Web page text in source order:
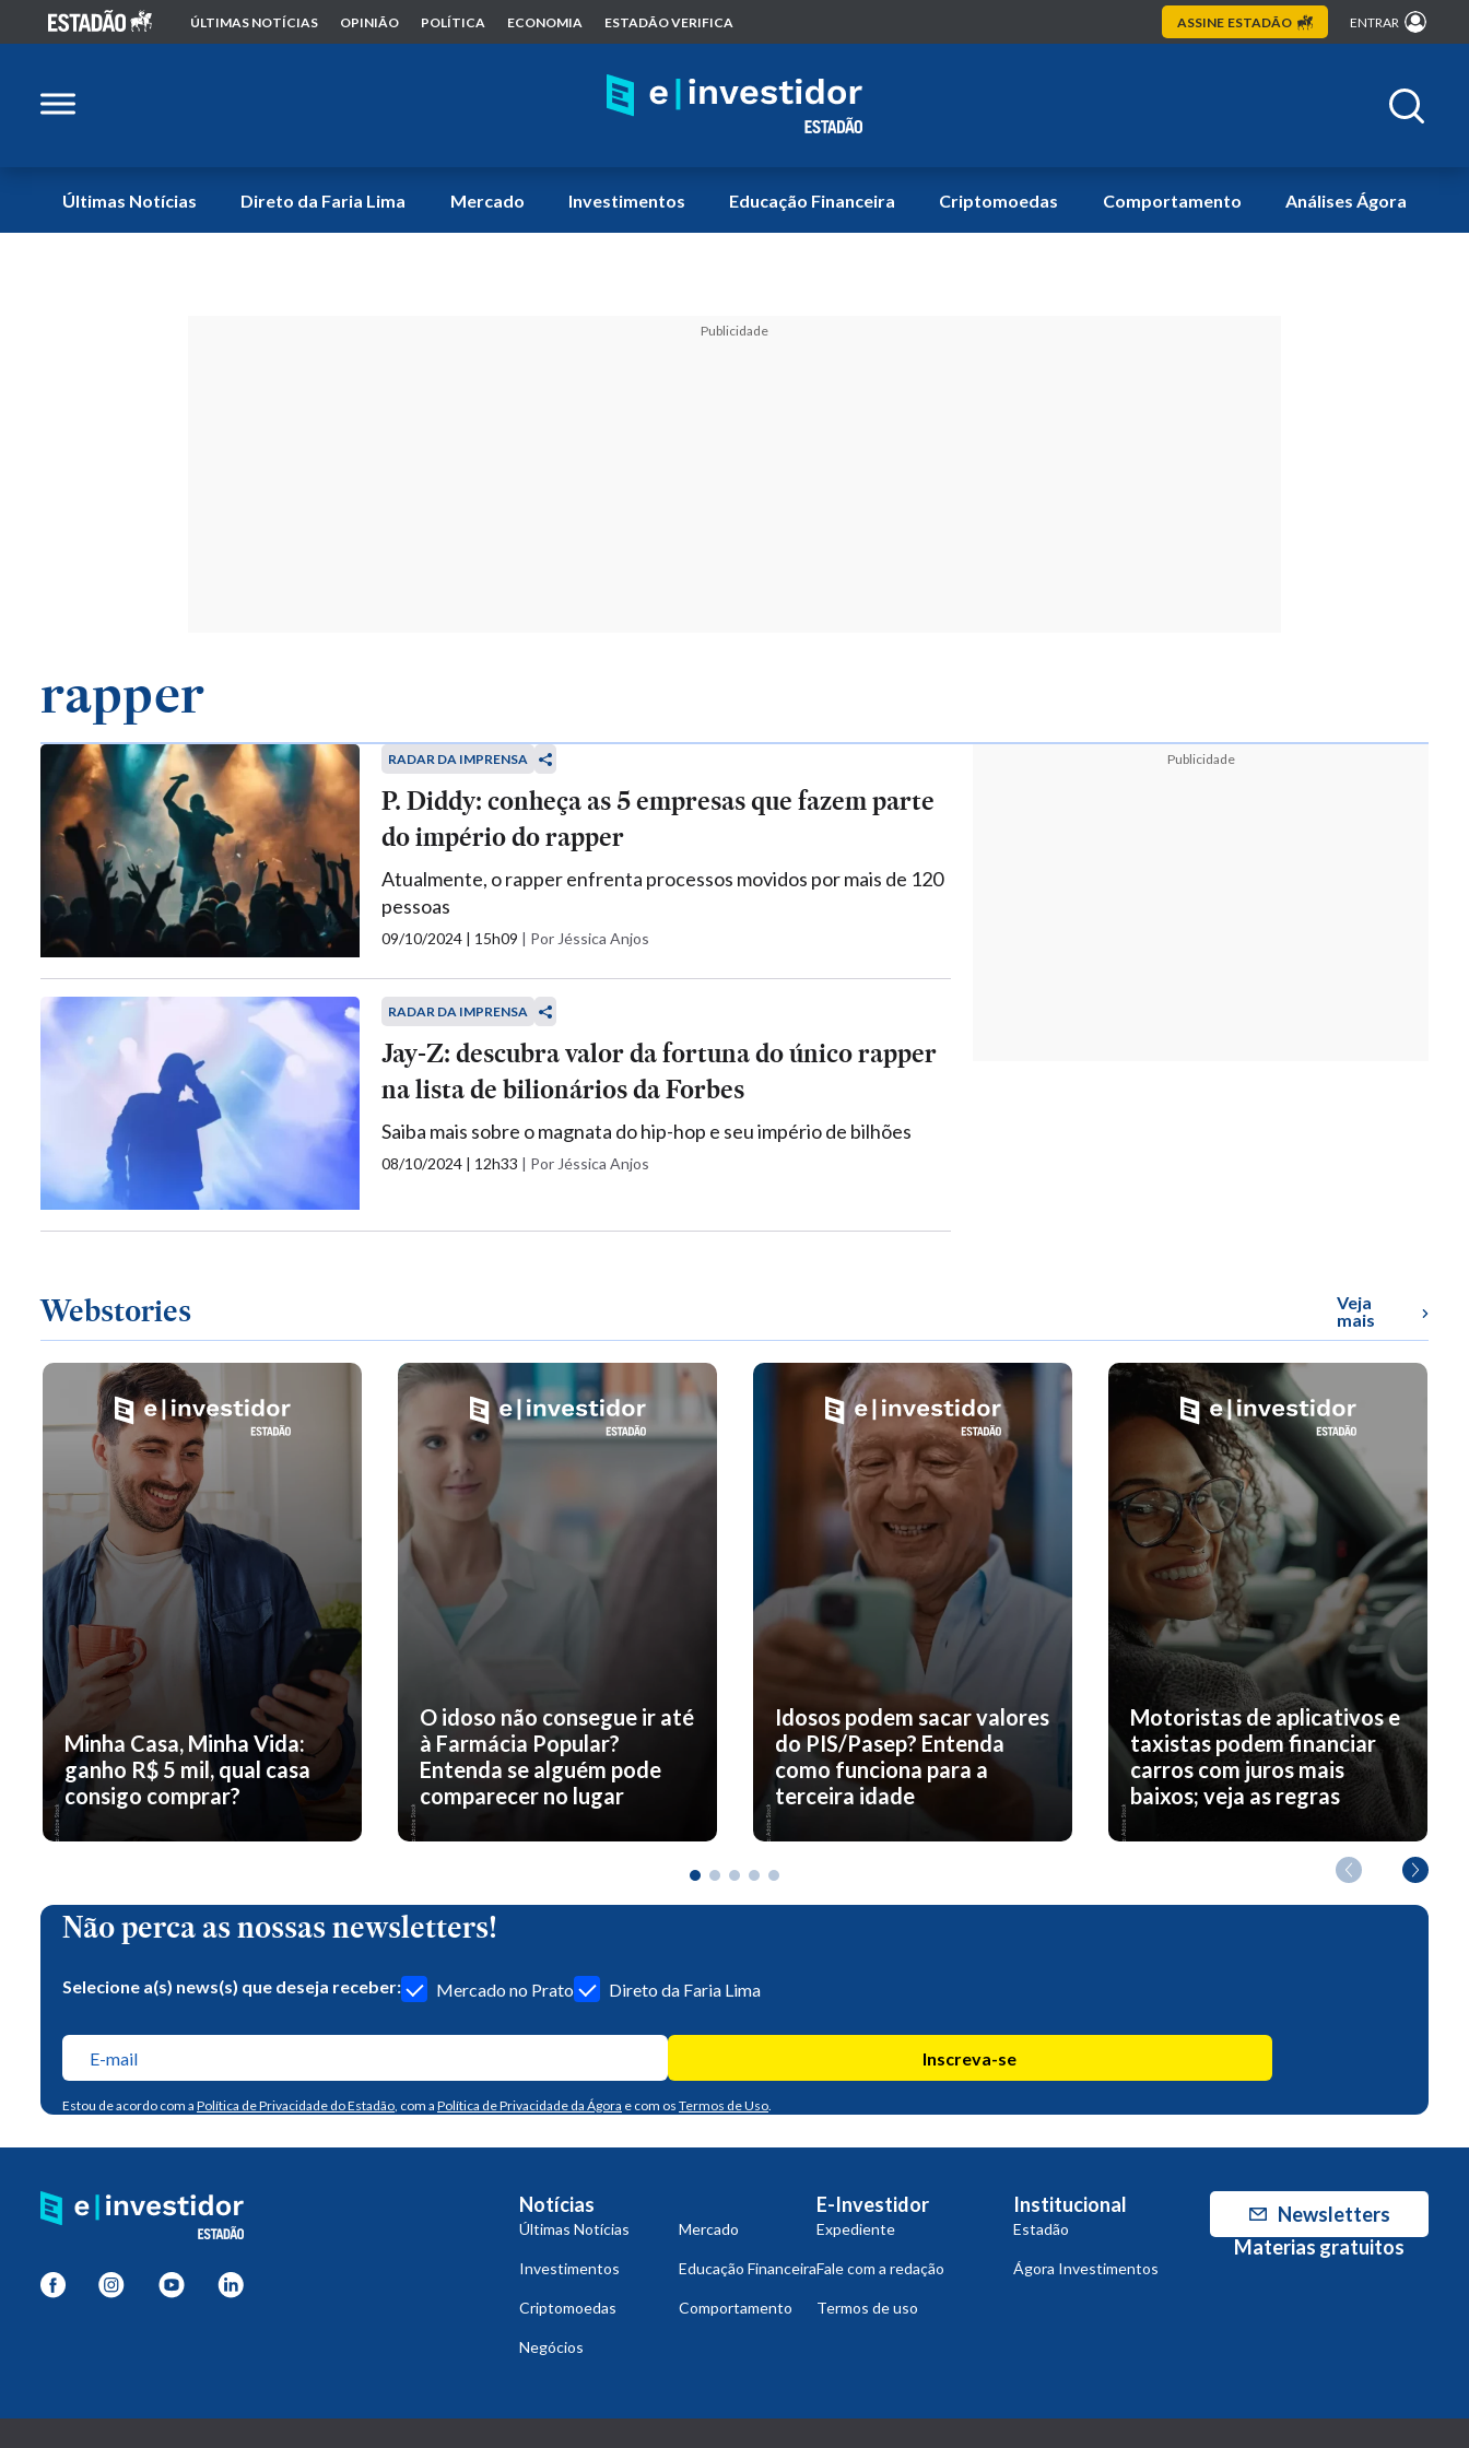
ÚLTIMAS NOTÍCIAS OPINIÃO POLÍTICA ECONOMIA ESTADÃO VERIFICA ASSINE ESTADÃO ENTRAR
Últimas Notícias Direto da Faria Lima Mercado Investimentos Educação Financeira Criptomoedas Comportamento Análises Ágora
Publicidade
rapper
RADAR DA IMPRENSA
P. Diddy: conheça as 5 empresas que fazem parte
do império do rapper
Atualmente, o rapper enfrenta processos movidos por mais de 120
pessoas
09/10/2024 | 15h09 | Por Jéssica Anjos
RADAR DA IMPRENSA
Jay-Z: descubra valor da fortuna do único rapper
na lista de bilionários da Forbes
Saiba mais sobre o magnata do hip-hop e seu império de bilhões
08/10/2024 | 12h33 | Por Jéssica Anjos
Publicidade
Webstories
Veja
mais
Minha Casa, Minha Vida:
ganho R$ 5 mil, qual casa
consigo comprar?
O idoso não consegue ir até
à Farmácia Popular?
Entenda se alguém pode
comparecer no lugar
Idosos podem sacar valores
do PIS/Pasep? Entenda
como funciona para a
terceira idade
Motoristas de aplicativos e
taxistas podem financiar
carros com juros mais
baixos; veja as regras
Não perca as nossas newsletters!
Selecione a(s) news(s) que deseja receber: Mercado no Prato Direto da Faria Lima
Inscreva-se
Estou de acordo com a Política de Privacidade do Estadão, com a Política de Privacidade da Ágora e com os Termos de Uso.
Notícias
Últimas Notícias Mercado
Investimentos Educação Financeira
Criptomoedas Comportamento
Negócios
E-Investidor
Expediente
Fale com a redação
Termos de uso
Institucional
Estadão
Ágora Investimentos
Newsletters
Materias gratuitos